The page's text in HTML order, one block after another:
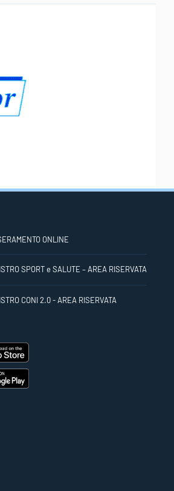
ONLINE
SPORT e SALUTE – AREA RISERVATA
CONI 2.0 - AREA RISERVATA